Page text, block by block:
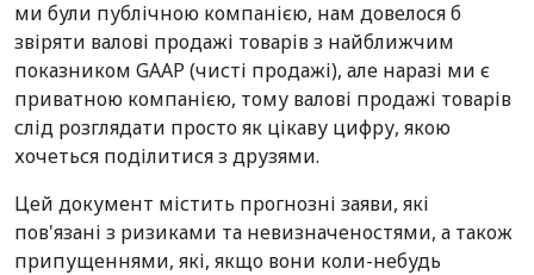
ми були публічною компанією, нам довелося б
звіряти валові продажі товарів з найближчим
показником GAAP (чисті продажі), але наразі ми є
приватною компанією, тому валові продажі товарів
слід розглядати просто як цікаву цифру, якою
хочеться поділитися з друзями.
Цей документ містить прогнозні заяви, які
пов'язані з ризиками та невизначеностями, а також
припущеннями, які, якщо вони коли-небудь